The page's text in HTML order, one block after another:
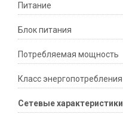
Питание
Блок питания
Потребляемая мощность
Класс энергопотребления
Сетевые характеристики